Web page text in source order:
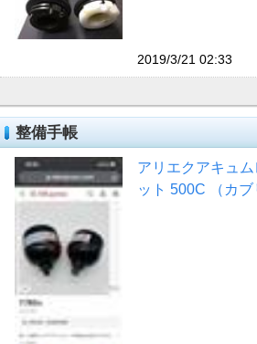
2019/3/21 02:33
整備手帳
アリエクアキュ
ット 500C （カブ